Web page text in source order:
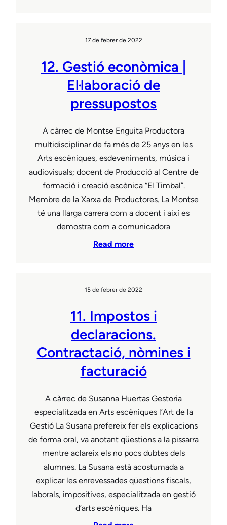
17 de febrer de 2022
12. Gestió econòmica |
El·laboració de
pressupostos
A càrrec de Montse Enguita Productora
multidisciplinar de fa més de 25 anys en les
Arts escèniques, esdeveniments, música i
audiovisuals; docent de Producció al Centre de
formació i creació escènica “El Timbal”.
Membre de la Xarxa de Productores. La Montse
té una llarga carrera com a docent i així es
demostra com a comunicadora
Read more
15 de febrer de 2022
11. Impostos i
declaracions.
Contractació, nòmines i
facturació
A càrrec de Susanna Huertas Gestoria
especialitzada en Arts escèniques l’Art de la
Gestió La Susana prefereix fer els explicacions
de forma oral, va anotant qüestions a la pissarra
mentre aclareix els no pocs dubtes dels
alumnes. La Susana està acostumada a
explicar les enrevessades qüestions fiscals,
laborals, impositives, especialitzada en gestió
d’arts escèniques. Ha